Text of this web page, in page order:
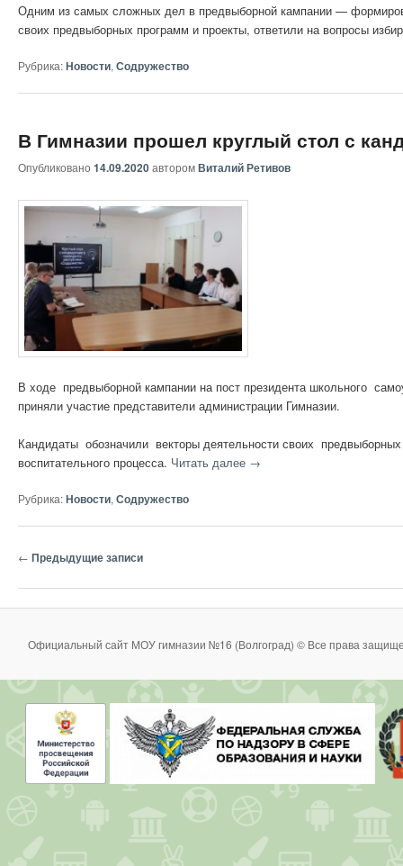
Одним из самых сложных дел в предвыборной кампании —
своих предвыборных программ и проекты, ответили на вопросы
Рубрика:Новости, Содружество
В Гимназии прошел круглый стол с
Опубликовано 14.09.2020авторомВиталий Ретивов
В ходе предвыборной кампании на пост президента школьного
приняли участие представители администрации Гимназии.
Кандидаты обозначили векторы деятельности своих
воспитательного процесса. Читать далее →
Рубрика:Новости, Содружество
Навигация
записям
← Предыдущие записи
Официальный сайт МОУ гимназии №16 (Волгоград) © Все права